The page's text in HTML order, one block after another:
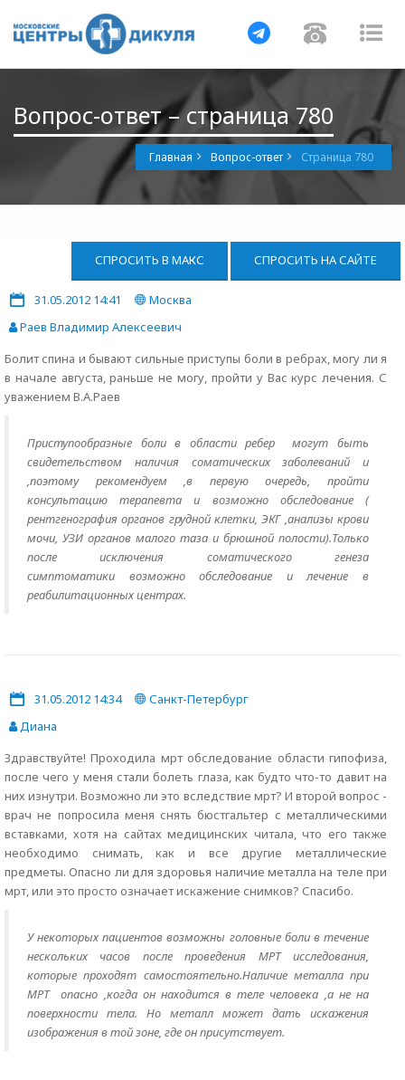
Навигация
Вопрос-ответ – страница 780
Главная Вопрос-ответ Страница 780
СПРОСИТЬ В МАКС СПРОСИТЬ НА САЙТЕ
31.05.2012 14:41
Москва
Раев Владимир Алексеевич
Болит спина и бывают сильные приступы боли в ребрах, могу ли я
в начале августа, раньше не могу, пройти у Вас курс лечения. С
уважением В.А.Раев
Приступообразные боли в области ребер могут быть
свидетельством наличия соматических заболеваний и
,поэтому рекомендуем ,в первую очередь, пройти
консультацию терапевта и возможно обследование (
рентгенография органов грудной клетки, ЭКГ ,анализы крови
мочи, УЗИ органов малого таза и брюшной полости).Только
после исключения соматического генеза
симптоматики возможно обследование и лечение в
реабилитационных центрах.
31.05.2012 14:34
Санкт-Петербург
Диана
Здравствуйте! Проходила мрт обследование области гипофиза,
после чего у меня стали болеть глаза, как будто что-то давит на
них изнутри. Возможно ли это вследствие мрт? И второй вопрос -
врач не попросила меня снять бюстгальтер с металлическими
вставками, хотя на сайтах медицинских читала, что его также
необходимо снимать, как и все другие металлические
предметы. Опасно ли для здоровья наличие металла на теле при
мрт, или это просто означает искажение снимков? Спасибо.
У некоторых пациентов возможны головные боли в течение
нескольких часов после проведения МРТ исследования,
которые проходят самостоятельно.Наличие металла при
МРТ опасно ,когда он находится в теле человека ,а не на
поверхности тела. Но металл может дать искажения
изображения в той зоне, где он присутствует.